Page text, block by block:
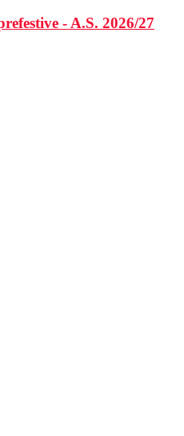
- A.S. 2026/27